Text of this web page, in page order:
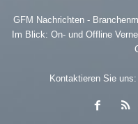
GFM Nachrichten -
Im Blick: On- und Offline
Kontaktieren Sie uns: